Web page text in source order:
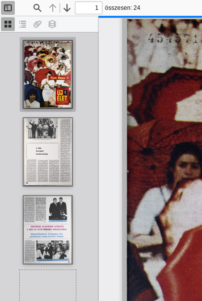
Bélyegképek
Dokumentumvázlat
Van
Rétegek
Oldalsáv
be/ki
KeresésElőzőTovább
összesen: 24